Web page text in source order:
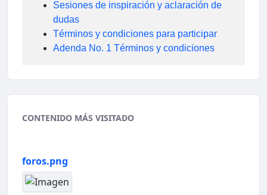
Sesiones de inspiración y aclaración de
dudas
Términos y condiciones para participar
Adenda No. 1 Términos y condiciones
CONTENIDO MÁS VISITADO
foros.png